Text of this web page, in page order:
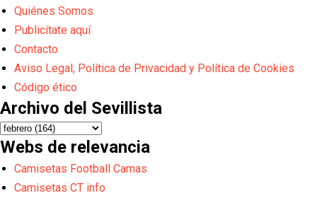
Quiénes Somos
Publicítate aquí
Contacto
Aviso Legal, Política de Privacidad y Política de Cookies
Código ético
Archivo del Sevillista
Webs de relevancia
Camisetas Football Camas
Camisetas CT info